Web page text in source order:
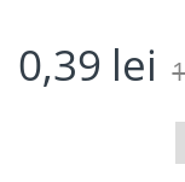
0,39 lei